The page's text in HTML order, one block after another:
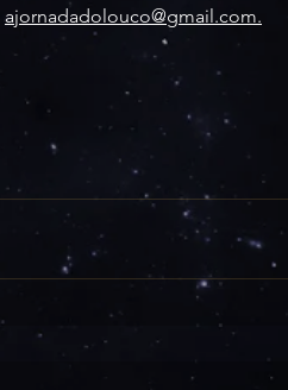
ajornadadolouco@gmail.com.